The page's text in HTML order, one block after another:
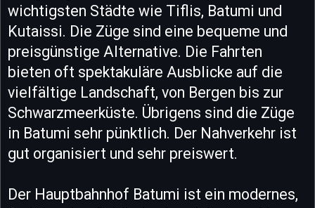
wichtigsten Städte wie Tiflis, Batumi und
Kutaissi. Die Züge sind eine bequeme und
preisgünstige Alternative. Die Fahrten
bieten oft spektakuläre Ausblicke auf die
vielfältige Landschaft, von Bergen bis zur
Schwarzmeerküste. Übrigens sind die Züge
in Batumi sehr pünktlich. Der Nahverkehr ist
gut organisiert und sehr preiswert.
Der Hauptbahnhof Batumi ist ein modernes,